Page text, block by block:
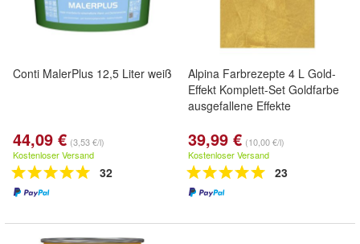
Conti MalerPlus 12,5 Liter weiß
44,09 € (3,53 €/l)
Kostenloser Versand
32
Alpina Farbrezepte 4 L Gold-
Effekt Komplett-Set Goldfarbe
ausgefallene Effekte
39,99 € (10,00 €/l)
Kostenloser Versand
23